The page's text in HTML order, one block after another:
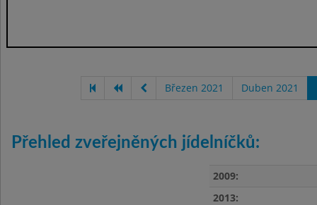
Březen 2021 Duben 2021
Přehled zveřejněných jídelníčků:
2009:
2013: